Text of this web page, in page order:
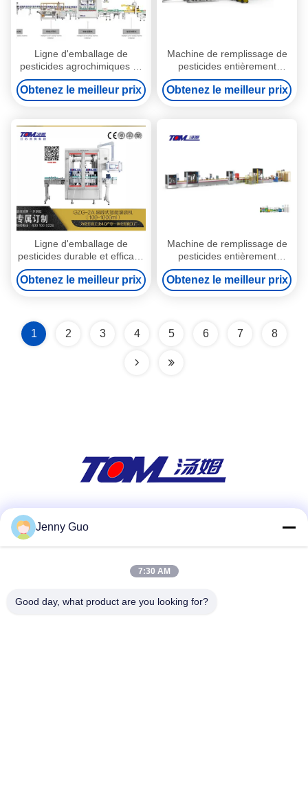
Ligne d'emballage de
pesticides agrochimiques 1-
5L 600-3000CPH
Obtenez le meilleur prix
Machine de remplissage de
pesticides entièrement
automatique avec une
précision de ± 0,5% et
assistance technique en
Obtenez le meilleur prix
Ligne d'emballage de
pesticides durable et efficace
avec construction en acier
inoxydable
Obtenez le meilleur prix
Machine de remplissage de
pesticides entièrement
automatique de 3 kW avec
une ouverture minimale de
bouteille de 22 millimètres ou
Obtenez le meilleur prix
1 2 3 4 5 6 7 8
Jenny Guo
7:30 AM
Good day, what product are you looking for?